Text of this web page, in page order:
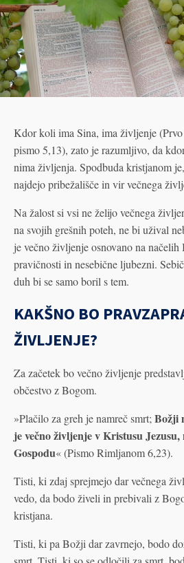
Kdor koli ima Sina, ima življenje (Prvo
pismo 5,13), zato je razumljivo, da
nima življenja. Spodbuda kristjanom
najdejo pribežališče in vir večnega
Na žalost si vsi ne želijo večnega
na svojih grešnih poteh, ne bi užival
je večno življenje osnovano na načelih
pravičnosti in nesebične ljubezni.
duh bi se samo boril s tem.
KAKŠNO BO
ŽIVLJENJE?
Za začetek bo večno življenje
občestvo z Bogom.
»Plačilo za greh je namreč smrt;Božji
je večno življenje v Kristusu Jezusu,
Gospodu« (Pismo Rimljanom 6,23).
Tisti, ki zdaj sprejmejo dar večnega
vedo, da bodo živeli in prebivali z
kristjana.
Tisti, ki pa Božji dar zavrnejo, bodo